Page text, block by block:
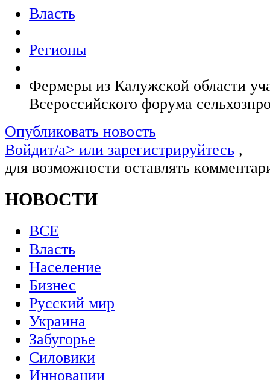
Власть
Регионы
Фермеры из Калужской области
Всероссийского форума
Опубликовать новость
Войдит/a> или зарегистрируйтесь ,
для возможности оставлять
НОВОСТИ
ВСЕ
Власть
Население
Бизнес
Русский мир
Украина
Забугорье
Силовики
Инновации